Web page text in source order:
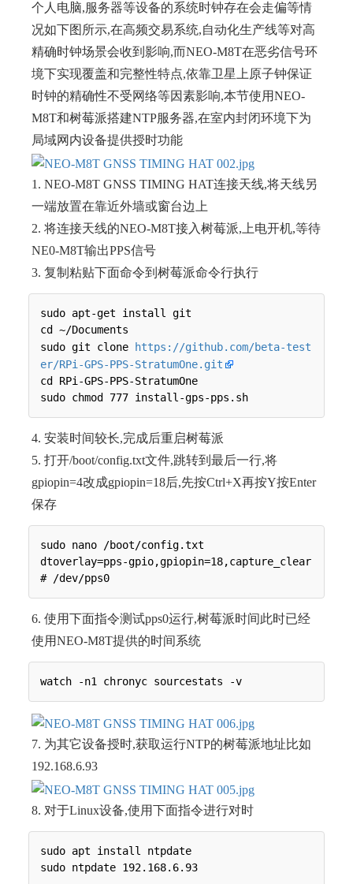
个人电脑,服务器等设备的系统时钟存在会走偏等情
况如下图所示,在高频交易系统,自动化生产线等对高
精确时钟场景会收到影响,而NEO-M8T在恶劣信号环
境下实现覆盖和完整性特点,依靠卫星上原子钟保证
时钟的精确性不受网络等因素影响,本节使用NEO-
M8T和树莓派搭建NTP服务器,在室内封闭环境下为
局域网内设备提供授时功能
1. NEO-M8T GNSS TIMING HAT连接天线,将天线另
一端放置在靠近外墙或窗台边上
2. 将连接天线的NEO-M8T接入树莓派,上电开机,等待
NE0-M8T输出PPS信号
3. 复制粘贴下面命令到树莓派命令行执行
sudo apt-get install git
cd ~/Documents
sudo git clone
https://github.com/beta-test
er/RPi-GPS-PPS-StratumOne.git
cd RPi-GPS-PPS-StratumOne
4. 安装时间较长,完成后重启树莓派
5. 打开/boot/config.txt文件,跳转到最后一行,将
gpiopin=4改成gpiopin=18后,先按Ctrl+X再按Y按Enter
保存
sudo nano /boot/config.txt
dtoverlay=pps-gpio,gpiopin=18,capture_clear
6. 使用下面指令测试pps0运行,树莓派时间此时已经
使用NEO-M8T提供的时间系统
7. 为其它设备授时,获取运行NTP的树莓派地址比如
192.168.6.93
8. 对于Linux设备,使用下面指令进行对时
sudo apt install ntpdate